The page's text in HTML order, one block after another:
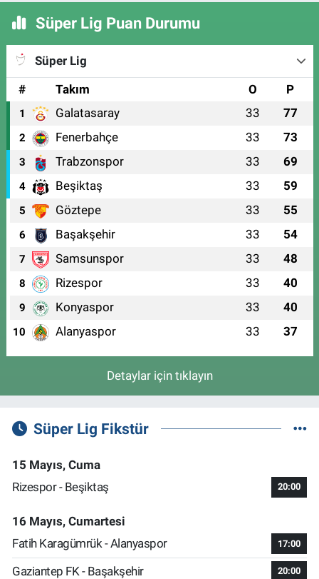
Süper Lig Puan Durumu
Süper Lig
#
Takım O P
1 Galatasaray 33 77
2 Fenerbahçe 33 73
3 Trabzonspor 33 69
4 Beşiktaş 33 59
5 Göztepe 33 55
6 Başakşehir 33 54
7 Samsunspor 33 48
8 Rizespor 33 40
9 Konyaspor 33 40
10 Alanyaspor 33 37
Detaylar için tıklayın
Süper Lig Fikstür
15 Mayıs, Cuma
Rizespor - Beşiktaş
20:00
16 Mayıs, Cumartesi
Fatih Karagümrük - Alanyaspor
17:00
Gaziantep FK - Başakşehir 20:00